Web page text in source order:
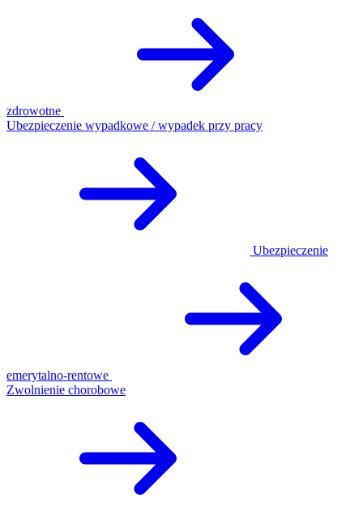
zdrowotne
Ubezpieczenie wypadkowe / wypadek przy pracy
Ubezpieczenie
emerytalno-rentowe
Zwolnienie chorobowe